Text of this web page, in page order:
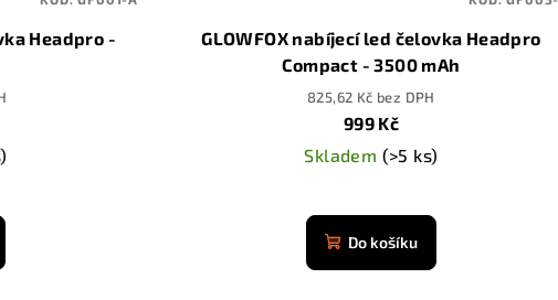
Headpro -
GLOWFOX nabíjecí led čelovka Headpro
Compact - 3500 mAh
825,62 Kč bez DPH
999 Kč
Skladem (>5 ks)
hodnocení
produktu
je
Do košíku